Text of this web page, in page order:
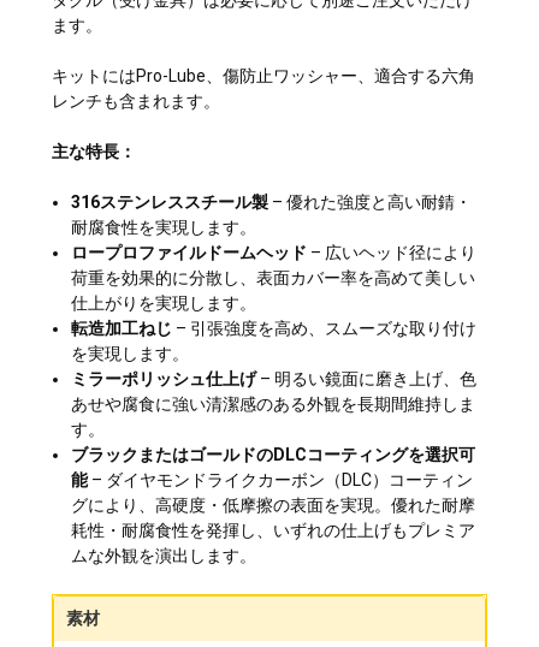
ます。
キットにはPro-Lube、傷防止ワッシャー、適合する六角
レンチも含まれます。
主な特長：
316ステンレススチール製 – 優れた強度と高い耐錆・
耐腐食性を実現します。
ロープロファイルドームヘッド – 広いヘッド径により
荷重を効果的に分散し、表面カバー率を高めて美しい
仕上がりを実現します。
転造加工ねじ – 引張強度を高め、スムーズな取り付け
を実現します。
ミラーポリッシュ仕上げ– 明るい鏡面に磨き上げ、色
あせや腐食に強い清潔感のある外観を長期間維持しま
す。
ブラックまたはゴールドのDLCコーティングを選択可
能– ダイヤモンドライクカーボン（DLC）コーティン
グにより、高硬度・低摩擦の表面を実現。優れた耐摩
耗性・耐腐食性を発揮し、いずれの仕上げもプレミア
ムな外観を演出します。
素材